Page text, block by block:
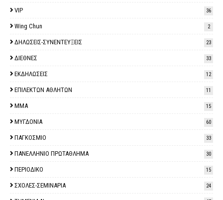
VIP 36
Wing Chun 2
ΔΗΛΩΣΕΙΣ-ΣΥΝΕΝΤΕΥΞΕΙΣ 23
ΔΙΕΘΝΕΣ 33
ΕΚΔΗΛΩΣΕΙΣ 12
ΕΠΙΛΕΚΤΩΝ ΑΘΛΗΤΩΝ 11
ΜΜΑ 15
ΜΥΓΔΟΝΙΑ 60
ΠΑΓΚΟΣΜΙΟ 33
ΠΑΝΕΛΛΗΝΙΟ ΠΡΩΤΑΘΛΗΜΑ 30
ΠΕΡΙΟΔΙΚΟ 15
ΣΧΟΛΕΣ-ΣΕΜΙΝΑΡΙΑ 24